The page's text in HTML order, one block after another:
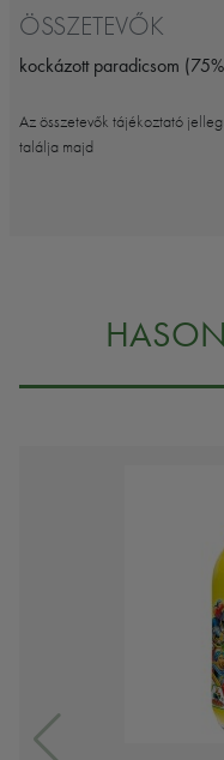
ÖSSZETEVŐK
kockázott paradicsom
Az összetevők tájékoztató
találja majd